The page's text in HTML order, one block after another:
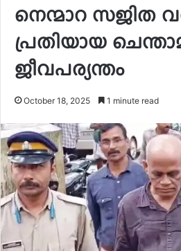
നെന്മാറ സജിത
പ്രതിയായ
ജീവപര്യന്തം
October 18, 2025 1 minute read